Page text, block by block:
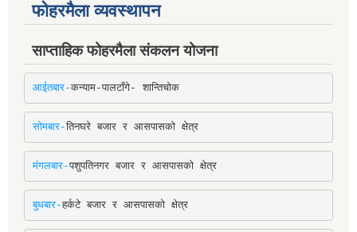
फोहरमैला व्यवस्थापन
साप्ताहिक फोहरमैला संकलन योजना
आईतबार-कन्याम-पालटाँगे- शान्तिचोक
सोमबार-तिनघरे बजार र आसपासको क्षेत्र
मंगलबार-पशुपतिनगर बजार र आसपासको क्षेत्र
बुधबार-हर्कटे बजार र आसपासको क्षेत्र